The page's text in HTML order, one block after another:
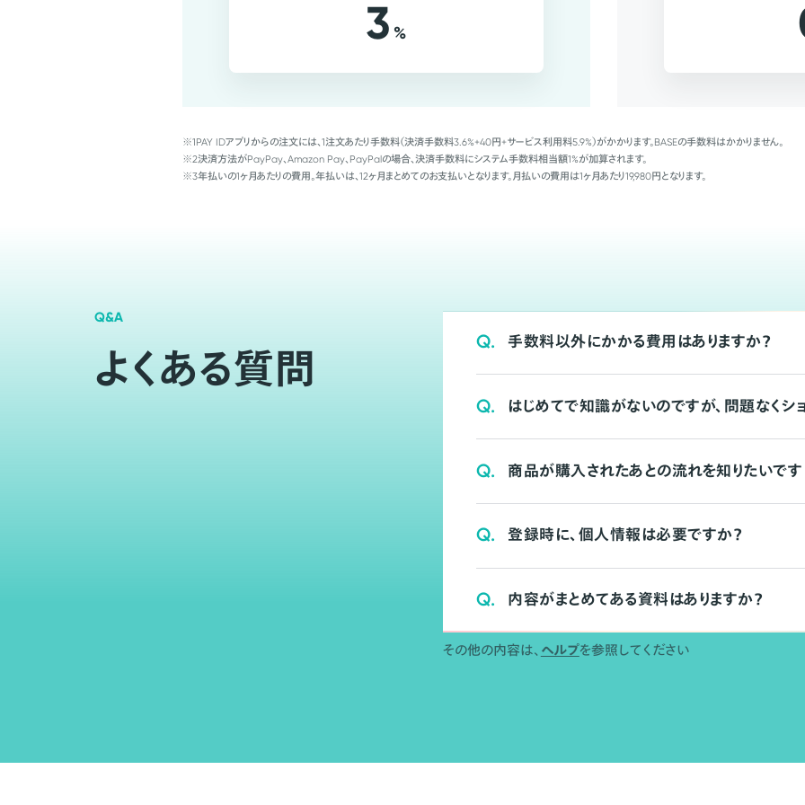
3 %
※1PAY IDアプリからの注文には、1注文あたり手数料（決済手数料3.6%+40円+サービス利用料5.9%）がかかります。BASEの手数料はかかりません。
※2決済方法がPayPay、Amazon Pay、PayPalの場合、決済手数料にシステム手数料相当額1%が加算されます。
※3年払いの1ヶ月あたりの費用。年払いは、12ヶ月まとめてのお支払いとなります。月払いの費用は1ヶ月あたり19,980円となります。
Q&A
よくある質問
Q. 手数料以外にかかる費用はありますか？
Q. はじめてで知識がないのですが、問題なくシ
Q. 商品が購入されたあとの流れを知りたいです
Q. 登録時に、個人情報は必要ですか？
Q. 内容がまとめてある資料はありますか？
その他の内容は、 ヘルプを参照してください